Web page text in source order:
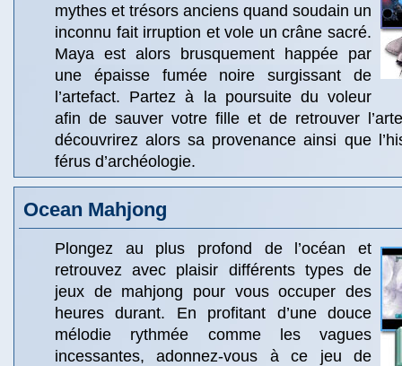
mythes et trésors anciens quand soudain un
inconnu fait irruption et vole un crâne sacré.
Maya est alors brusquement happée par
une épaisse fumée noire surgissant de
l’artefact. Partez à la poursuite du voleur
afin de sauver votre fille et de retrouver
découvrirez alors sa provenance ainsi que
férus d’archéologie.
Ocean Mahjong
Plongez au plus profond de l’océan et
retrouvez avec plaisir différents types de
jeux de mahjong pour vous occuper des
heures durant. En profitant d’une douce
mélodie rythmée comme les vagues
incessantes, adonnez-vous à ce jeu de